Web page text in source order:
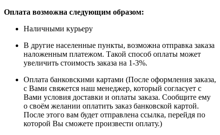
Оплата возможна следующим образом:
Наличными курьеру
В другие населенные пункты, возможна отправка заказа
наложенным платежом. Такой способ оплаты может
увеличить стоимость заказа на 1-3%.
Оплата банковскими картами (После оформления заказа,
с Вами свяжется наш менеджер, который согласует с
Вами условия доставки и оплаты заказа. Сообщите ему
о своём желании оплатить заказ банковской картой.
После этого вам будет отправлена ссылка, перейдя по
которой Вы сможете произвести оплату.)